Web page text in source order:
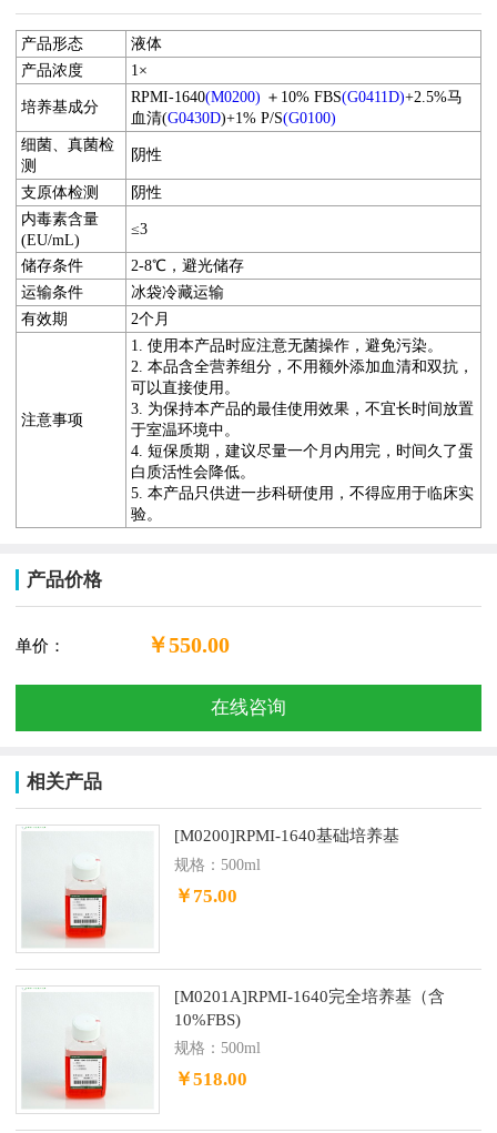
产品形态
液体
产品浓度
1×
培养基成分
RPMI-1640(M0200) ＋ 10% FBS(G0411D)+2.5%马
血清(G0430D)+1% P/S(G0100)
细菌、真菌检
测
阴性
支原体检测
阴性
内毒素含量
(EU/mL)
≤3
储存条件
2-8℃，避光储存
运输条件
冰袋冷藏运输
有效期
2个月
注意事项
1. 使用本产品时应注意无菌操作，避免污染。
2.本品含全营养组分，不用额外添加血清和双抗，
可以直接使用。
3. 为保持本产品的最佳使用效果，不宜长时间放置
于室温环境中。
4.短保质期，建议尽量一个月内用完，时间久了蛋
白质活性会降低。
5. 本产品只供进一步科研使用，不得应用于临床实
验。
产品价格
单价： ￥550.00
在线咨询
相关产品
[M0200]RPMI-1640基础培养基
规格：500ml
￥75.00
[M0201A]RPMI-1640完全培养基（含
10%FBS)
规格：500ml
￥518.00